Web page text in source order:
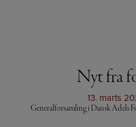
Nyt fra
13. marts
Generalforsamling i Dansk Adels